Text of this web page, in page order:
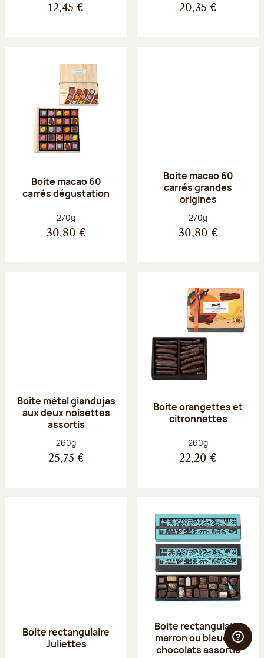
12,45 € 20,35 €
Boite macao 60
carrés dégustation
Poids net :
270g
30,80 €
Boite macao 60
carrés grandes
origines
Poids net :
270g
30,80 €
Boite métal giandujas
aux deux noisettes
assortis
Poids net :
260g
25,75 €
Boite orangettes et
citronnettes
Poids net :
260g
22,20 €
Boite rectangulaire
Juliettes
Boite rectangulaire
marron ou bleue 23
chocolats assortis